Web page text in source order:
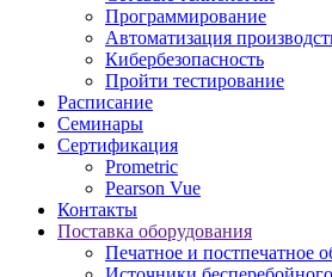
Программирование
Автоматизация
Кибербезопасность
Пройти тестирование
Расписание
Семинары
Сертификация
Prometric
Pearson Vue
Контакты
Поставка оборудования
Печатное и постпечатное